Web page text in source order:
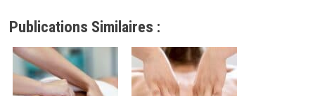
Publications Similaires :